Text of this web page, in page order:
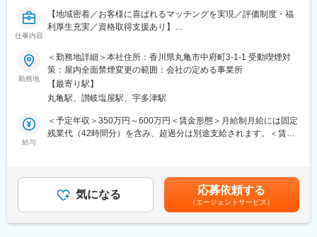
を活かして成長が期待できます。
〈安定した環境〉 上場企業として36協定を守り、効率的な業務を
〈歴史ある企業〉 創立100年を超える歴史があり、九州電力や九
電工などの主要企業と取引しています。
■職場環境
ランスが取りやすい環境です。
資格取得支援も積極的で、第1種電気工事士やITパスポートなど、
創業から100年の技術力で九州・日本のインフラを支え、受注生
産によりお客様のニーズに応えています。
受注から設計・製造・検査・納品、保守まで一貫して社内で行っ
仕事内容
【地域密着／お客様に喜ばれるマッチングを実現／評価制度・福
利厚生充実／資格取得支援あり】
不動産アセットコンサルタント（幹部候補・中堅社員クラス）
業務内容
丸亀市・坂出市を中心とした地域密着型、単なる仲介業務に留ま
らない、資産価値最大化のためのコンサルティングをお任せしま
す。
募集の背景と求める役割
高度なコミュニケーションスキルと、顧客の課題を解決するコン
サルティング能力を求めています。
勤務地
＜勤務地詳細＞本社住所：香川県丸亀市中府町3-1-1 受動喫煙対
策：屋内全面禁煙変更の範囲：会社の定める事業所
【最寄り駅】
丸亀駅、讃岐塩屋駅、宇多津駅
給与
＜予定年収＞350万円～600万円＜賃金形態＞月給制月給には固定
残業代（42時間分）を含み、超過分は別途支給されます。＜賃金
（一律手当を含む）＜昇給有無＞有＜残業手当＞有＜給与補足＞
賞与実績:年2回。インセンティブ制度あり。成果は給与に反映さ
れます。賃金はあくまでも目安の金額であり、選考を通じて上下
する可能性があります。月給(月額)は固定手当を含めた表記です。
気になる 応募依頼する
（エージェントサービス）